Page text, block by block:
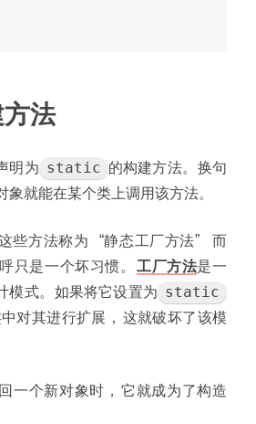
法
明为 static 的构建方法。 换句
象就能在某个类上调用该方法。
些方法称为 “静态工厂方法
而
只是一个坏习惯。 工厂方法是一
模式。 如果将它设置为 static
对其进行扩展
这就破坏了该模
一个新对象时
它就成为了构造